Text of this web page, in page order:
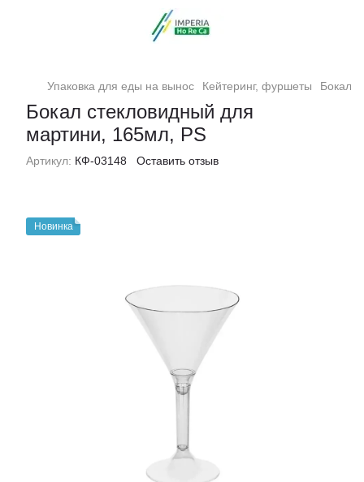
Упаковка для еды на вынос Кейтеринг, фуршеты Бокал
Бокал стекловидный для
мартини, 165мл, PS
Артикул: КФ-03148 Оставить отзыв
Новинка